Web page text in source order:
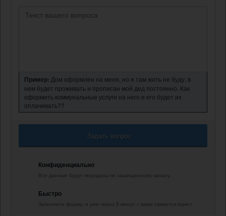
Пример: Дом оформлен на меня, но я там жить не буду, в
нем будет проживать и прописан мой дед постоянно. Как
оформить коммунальные услуги на него и кто будет их
оплачивать??
Задать вопрос
Конфиденциально
Все данные будут переданы по защищенному каналу.
Быстро
Заполните форму, и уже через 5 минут с вами свяжется юрист.